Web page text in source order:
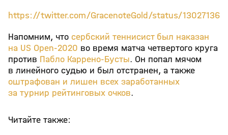
https://twitter.com/GracenoteGold/status/
Напомним, что сербский теннисист был наказан
на US Open-2020 во время матча четвертого круга
против Пабло Каррено-Бусты. Он попал мячом
в линейного судью и был отстранен, а также
оштрафован и лишен всех заработанных
за турнир рейтинговых очков.
Читайте также: